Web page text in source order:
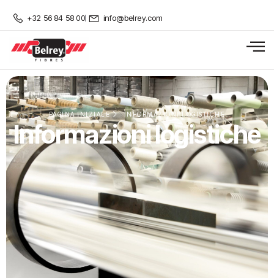
+32 56 84 58 00 info@belrey.com
PAGINA INIZIALE INFORMAZIONI LOGISTICHE
Informazioni logistiche